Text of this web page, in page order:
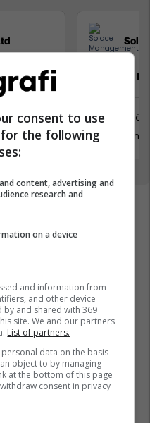
Property
Prishtinë
29 Gusht
consent to use
the following
content, advertising and
research and
on a device
and information from
and other device
by and shared with 369
site. We and our partners
List of partners.
data on the basis
object to by managing
at the bottom of this page
consent in privacy